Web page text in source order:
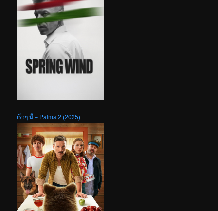
เร็วๆ นี้ – Palma 2 (2025)